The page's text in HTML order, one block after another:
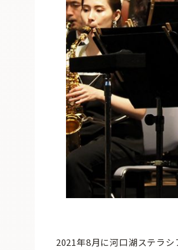
2021年8月に河口湖ステラシ